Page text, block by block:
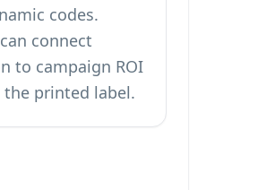
codes.
connect
to campaign ROI
printed label.